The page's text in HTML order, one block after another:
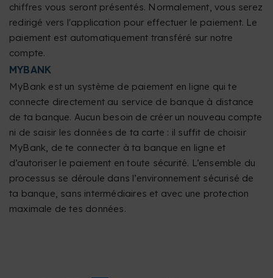
chiffres vous seront présentés. Normalement, vous serez
redirigé vers l'application pour effectuer le paiement. Le
paiement est automatiquement transféré sur notre
compte.
MYBANK
MyBank est un système de paiement en ligne qui te
connecte directement au service de banque à distance
de ta banque. Aucun besoin de créer un nouveau compte
ni de saisir les données de ta carte : il suffit de choisir
MyBank, de te connecter à ta banque en ligne et
d’autoriser le paiement en toute sécurité. L’ensemble du
processus se déroule dans l’environnement sécurisé de
ta banque, sans intermédiaires et avec une protection
maximale de tes données.